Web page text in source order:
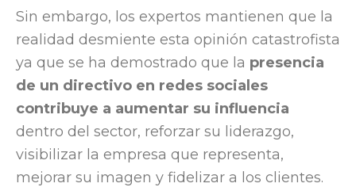
Sin embargo, los expertos mantienen que la
realidad desmiente esta opinión catastrofista
ya que se ha demostrado que la presencia
de un directivo en redes sociales
contribuye a aumentar su influencia
dentro del sector, reforzar su liderazgo,
visibilizar la empresa que representa,
mejorar su imagen y fidelizar a los clientes.